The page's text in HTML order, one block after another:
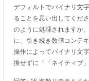
デフォルトでバイナリ文
ることを思い出してくだ
のように処理されますか
に、引き続き数値コンテ
操作によってバイナリ文
換せずに 「 「ネイティブ」